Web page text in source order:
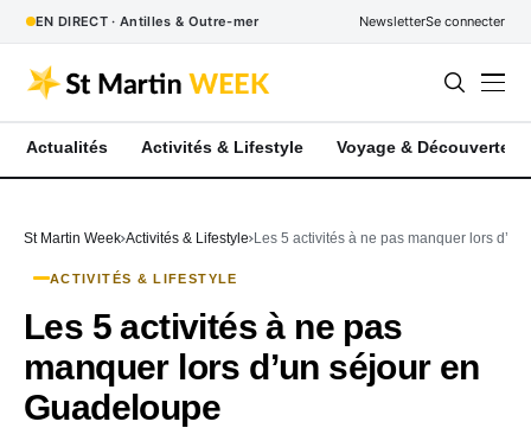
EN DIRECT · Antilles & Outre-mer NewsletterSe connecter
Actualités Activités & Lifestyle Voyage & Découverte
St Martin Week Activités & Lifestyle Les 5 activités à ne pas manquer lors
ACTIVITÉS & LIFESTYLE
Les 5 activités à ne pas
manquer lors d’un séjour en
Guadeloupe